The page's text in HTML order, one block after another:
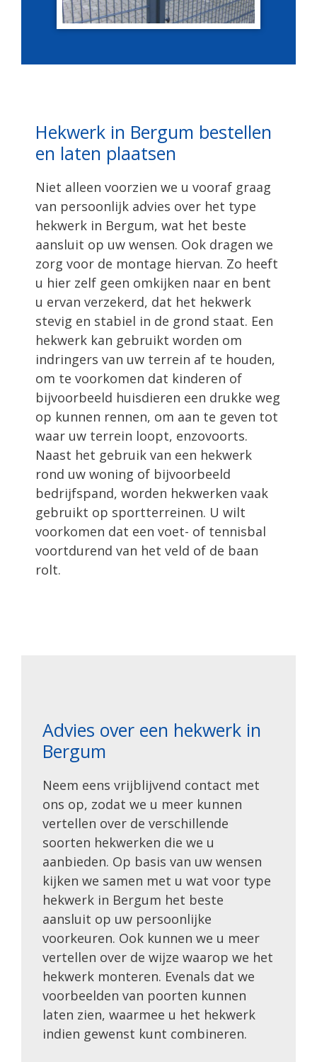
Hekwerk in Bergum bestellen
en laten plaatsen
Niet alleen voorzien we u vooraf graag
van persoonlijk advies over het type
hekwerk in Bergum, wat het beste
aansluit op uw wensen. Ook dragen we
zorg voor de montage hiervan. Zo heeft
u hier zelf geen omkijken naar en bent
u ervan verzekerd, dat het hekwerk
stevig en stabiel in de grond staat. Een
hekwerk kan gebruikt worden om
indringers van uw terrein af te houden,
om te voorkomen dat kinderen of
bijvoorbeeld huisdieren een drukke weg
op kunnen rennen, om aan te geven tot
waar uw terrein loopt, enzovoorts.
Naast het gebruik van een hekwerk
rond uw woning of bijvoorbeeld
bedrijfspand, worden hekwerken vaak
gebruikt op sportterreinen. U wilt
voorkomen dat een voet- of tennisbal
voortdurend van het veld of de baan
rolt.
Advies over een hekwerk in
Bergum
Neem eens vrijblijvend contact met
ons op, zodat we u meer kunnen
vertellen over de verschillende
soorten hekwerken die we u
aanbieden. Op basis van uw wensen
kijken we samen met u wat voor type
hekwerk in Bergum het beste
aansluit op uw persoonlijke
voorkeuren. Ook kunnen we u meer
vertellen over de wijze waarop we het
hekwerk monteren. Evenals dat we
voorbeelden van poorten kunnen
laten zien, waarmee u het hekwerk
indien gewenst kunt combineren.